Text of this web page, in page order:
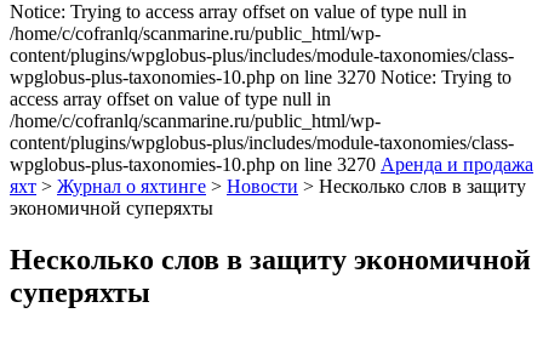
Notice: Trying to access array offset on value of type null in
/home/c/cofranlq/scanmarine.ru/public_html/wp-
content/plugins/wpglobus-plus/includes/module-taxonomies/class-
wpglobus-plus-taxonomies-10.php on line 3270 Notice: Trying to
access array offset on value of type null in
/home/c/cofranlq/scanmarine.ru/public_html/wp-
content/plugins/wpglobus-plus/includes/module-taxonomies/class-
wpglobus-plus-taxonomies-10.php on line 3270 Аренда и продажа
яхт > Журнал о яхтинге > Новости > Несколько слов в защиту
экономичной суперяхты
Несколько слов в защиту экономичной
суперяхты